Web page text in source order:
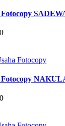
Fotocopy
Fotocopy